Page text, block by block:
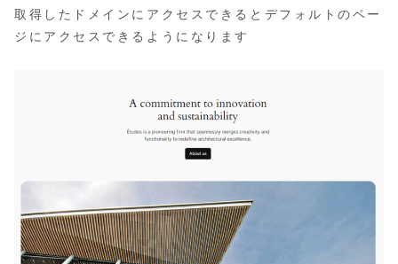
取得したドメインにアクセスできるとデフォルトのペー
ジにアクセスできるようになります